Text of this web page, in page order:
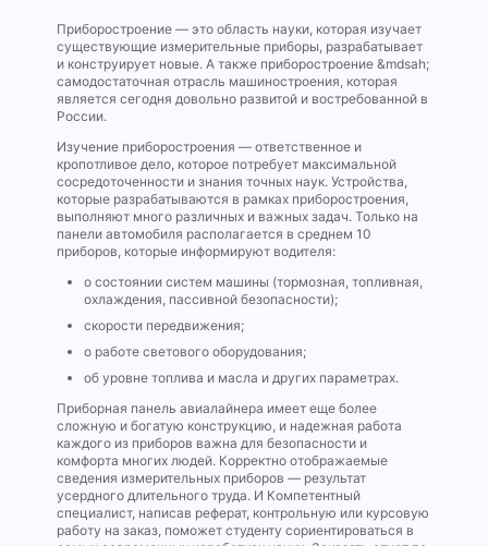
Приборостроение — это область науки, которая изучает
существующие измерительные приборы, разрабатывает
и конструирует новые. А также приборостроение &mdsah;
самодостаточная отрасль машиностроения, которая
является сегодня довольно развитой и востребованной в
России.
Изучение приборостроения — ответственное и
кропотливое дело, которое потребует максимальной
сосредоточенности и знания точных наук. Устройства,
которые разрабатываются в рамках приборостроения,
выполняют много различных и важных задач. Только на
панели автомобиля располагается в среднем 10
приборов, которые информируют водителя:
о состоянии систем машины (тормозная, топливная,
охлаждения, пассивной безопасности);
скорости передвижения;
о работе светового оборудования;
об уровне топлива и масла и других параметрах.
Приборная панель авиалайнера имеет еще более
сложную и богатую конструкцию, и надежная работа
каждого из приборов важна для безопасности и
комфорта многих людей. Корректно отображаемые
сведения измерительных приборов — результат
усердного длительного труда. И Компетентный
специалист, написав реферат, контрольную или курсовую
работу на заказ, поможет студенту сориентироваться в